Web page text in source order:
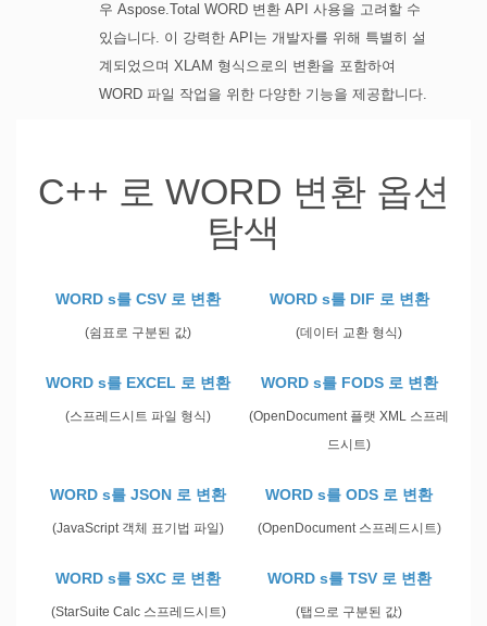
우 Aspose.Total WORD 변환 API 사용을 고려할 수
있습니다. 이 강력한 API는 개발자를 위해 특별히 설
계되었으며 XLAM 형식으로의 변환을 포함하여
WORD 파일 작업을 위한 다양한 기능을 제공합니다.
C++ 로 WORD 변환 옵션
탐색
WORD s를 CSV 로 변환
(쉼표로 구분된 값)
WORD s를 DIF 로 변환
(데이터 교환 형식)
WORD s를 EXCEL 로 변환
(스프레드시트 파일 형식)
WORD s를 FODS 로 변환
(OpenDocument 플랫 XML 스프레
드시트)
WORD s를 JSON 로 변환
(JavaScript 객체 표기법 파일)
WORD s를 ODS 로 변환
(OpenDocument 스프레드시트)
WORD s를 SXC 로 변환
(StarSuite Calc 스프레드시트)
WORD s를 TSV 로 변환
(탭으로 구분된 값)